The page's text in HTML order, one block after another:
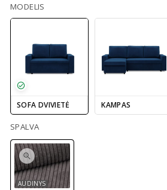
MODELIS
SOFA DVIVIETĖ KAMPAS
SPALVA
AUDINYS